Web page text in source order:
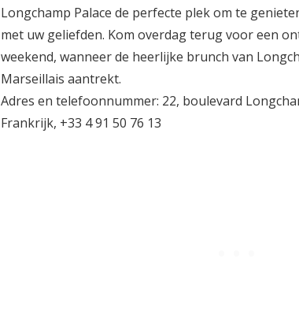
Longchamp Palace de perfecte plek om te
met uw geliefden. Kom overdag terug voor een
weekend, wanneer de heerlijke brunch van
Marseillais aantrekt.
Adres en telefoonnummer: 22, boulevard
Frankrijk, +33 4 91 50 76 13